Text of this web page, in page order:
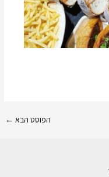
הפוסט הבא ←